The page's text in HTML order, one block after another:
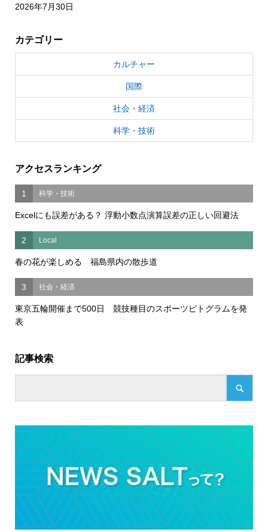
2026年7月30日
カテゴリー
カルチャー
国際
社会・経済
科学・技術
アクセスランキング
1 科学・技術
Excelにも誤差がある？ 浮動小数点演算誤差の正しい回避法
2 Local
春の花が楽しめる 福島県内の散歩道
3 社会・経済
東京五輪開催まで500日 競技種目のスポーツピトグラムを発
表
記事検索